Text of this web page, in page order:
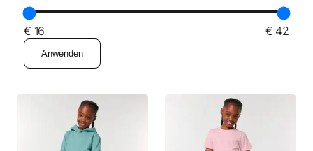
s
c
h
n
€ 16 € 42
Anwenden